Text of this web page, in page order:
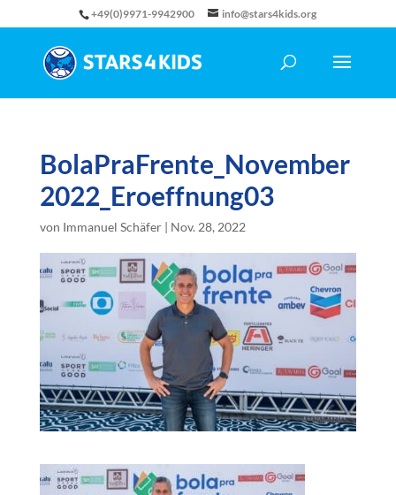
+49(0)9971-9942900 info@stars4kids.org
BolaPraFrente_November
2022_Eroeffnung03
von Immanuel Schäfer| Nov. 28, 2022